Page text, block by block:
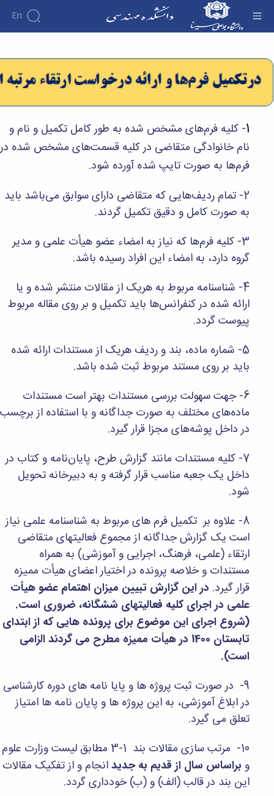
En
دانشکده
درباره
دانشکده
دانشکده
روسای
پیشین
افتخارات
آلبوم
عکس
اطلاعات
تماس
دانشکده
معاونت
آموزشی
پژوهشی
معاونت
تحصیلات
تکمیلی
کمیته
منتخب
هیات
کمیته
ترفیع
شورای
فرهنگی
آموزش
دوره
فرم
ها
و
آئین
نامه
ها
آیین‌نامه‌های
معاونت
آموزشی
تکمیلی
ها
آئین
نامه
سمینارها
پایان
نامه
آیین‌نامه‌های
معاونت
آموزشی
پژوهش
هفته
پژوهش
کارگاه ها
آزمایشگاه
برق
گروه
عمران
گروه
مکانیک
گروه
گروه
صنایع
گروه
کامپیوتر
پژوهش
های
مهندسی
در
سیستم
تولید
Journal
of
Stress
Analysis
دفتر
صنعت
کارآموزی
مراکز
مرتبط
بنیاد
ملی
نخبگان
شرکت
های
دانش
بنیان
آئین
فرآیندها
آئین
نامه
های
پژوهشی
فرم
های
افراد
اساتید
اساتید
دانشکده
اساتید
بازنشسته
کارکنان
مهندسی
گروه
گروه
های
آموزشی
برق
مهندسی
مواد
عمران
مهندسی
مهندسی
مکانیک
مهندسی
کامپیوتر
مهندسی
1- کلیه فرم‌های مشخص شده به طور کامل تکمیل و نام و
نام خانوادگی متقاضی در کلیه قسمت‌های مشخص شده در
فرم‌ها به صورت تایپ شده آورده شود.
2- تمام ردیف‌هایی که متقاضی دارای سوابق می‌باشد باید
به صورت کامل و دقیق تکمیل گردند.
3- کلیه فرم‌ها که نیاز به امضاء عضو هیأت علمی و مدیر
گروه دارد، به امضاء این افراد رسیده باشد.
4- شناسنامه مربوط به هریک از مقالات منتشر شده و یا
ارائه شده در کنفرانس‌ها باید تکمیل و بر روی مقاله مربوط
پیوست گردد.
5- شماره ماده، بند و ردیف هریک از مستندات ارائه شده
باید بر روی مستند مربوط ثبت شده باشد.
6- جهت سهولت بررسی مستندات بهتر است مستندات
ماده‌های مختلف به صورت جداگانه و با استفاده از برچسب
در داخل پوشه‌های مجزا قرار گیرد.
7- کلیه مستندات مانند گزارش طرح، پایان‌نامه و کتاب در
داخل یک جعبه مناسب قرار گرفته و به دبیرخانه تحویل
شود.
8- علاوه بر تکمیل فرم های مربوط به شناسنامه علمی نیاز
است یک گزارش جداگانه از مجموع فعالیتهای متقاضی
ارتقاء (علمی، فرهنگ، اجرایی و آموزشی) به همراه
مستندات و خلاصه پرونده در اختیار اعضای هیأت ممیزه
قرار گیرد. در این گزارش تبیین میزان اهتمام عضو هیأت
علمی در اجرای کلیه فعالیتهای ششگانه، ضروری است.
(شروع اجرای این موضوع برای پرونده هایی که از ابتدای
تابستان 1400 در هیأت ممیزه مطرح می گردند الزامی
است).
9- در صورت ثبت پروژه ها و پایا نامه های دوره کارشناسی
در ابلاغ آموزشی، به این پروژه ها و پایان نامه ها امتیاز
تعلق می گیرد.
10- مرتب سازی مقالات بند 1-3 مطابق لیست وزارت علوم
و براساس سال از قدیم به جدیدانجام و از تفکیک مقالات
این بند در قالب (الف) و (ب) خودداری گردد.